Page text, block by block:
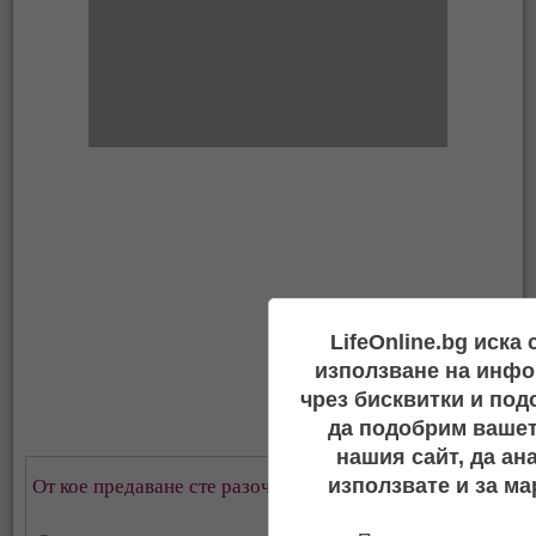
От кое предаване сте разочаровани най-много?
LifeOnline.bg иска
използване на
чрез бисквитки и
да подобрим
нашия сайт, да
използвате и за